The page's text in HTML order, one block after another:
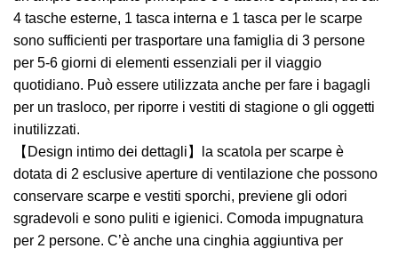
4 tasche esterne, 1 tasca interna e 1 tasca per le scarpe
sono sufficienti per trasportare una famiglia di 3 persone
per 5-6 giorni di elementi essenziali per il viaggio
quotidiano. Può essere utilizzata anche per fare i bagagli
per un trasloco, per riporre i vestiti di stagione o gli oggetti
inutilizzati.
【Design intimo dei dettagli】la scatola per scarpe è
dotata di 2 esclusive aperture di ventilazione che possono
conservare scarpe e vestiti sporchi, previene gli odori
sgradevoli e sono puliti e igienici. Comoda impugnatura
per 2 persone. C’è anche una cinghia aggiuntiva per